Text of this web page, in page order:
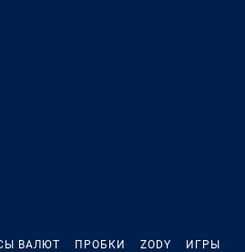
ВАЛЮТ ПРОБКИ ZODY ИГРЫ